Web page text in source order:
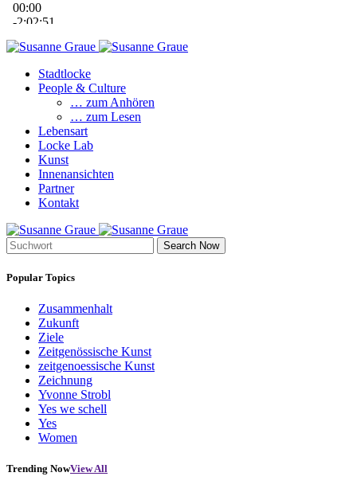
Stadtlocke
People & Culture
… zum Anhören
… zum Lesen
Lebensart
Locke Lab
Kunst
Innenansichten
Partner
Kontakt
Search Now
Popular Topics
Zusammenhalt
Zukunft
Ziele
Zeitgenössische Kunst
zeitgenoessische Kunst
Zeichnung
Yvonne Strobl
Yes we schell
Yes
Women
Trending NowView All